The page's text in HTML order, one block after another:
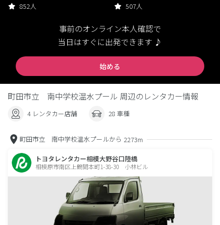
852人 507人
事前のオンライン本人確認で
当日はすぐに出発できます ♪
始める
町田市立 南中学校温水プール 周辺のレンタカー情報
4 レンタカー店舗 28 車種
町田市立 南中学校温水プールから 2273m
トヨタレンタカー相模大野谷口陸橋
相模原市南区上鶴間本町1-38-30 小林ビル